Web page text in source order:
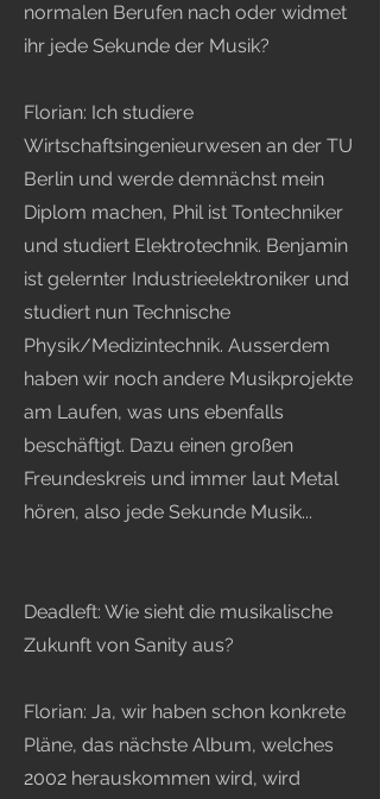
normalen Berufen nach oder widmet
ihr jede Sekunde der Musik?
Florian: Ich studiere
Wirtschaftsingenieurwesen an der TU
Berlin und werde demnächst mein
Diplom machen, Phil ist Tontechniker
und studiert Elektrotechnik. Benjamin
ist gelernter Industrieelektroniker und
studiert nun Technische
Physik/Medizintechnik. Ausserdem
haben wir noch andere Musikprojekte
am Laufen, was uns ebenfalls
beschäftigt. Dazu einen großen
Freundeskreis und immer laut Metal
hören, also jede Sekunde Musik...
Deadleft: Wie sieht die musikalische
Zukunft von Sanity aus?
Florian: Ja, wir haben schon konkrete
Pläne, das nächste Album, welches
2002 herauskommen wird, wird